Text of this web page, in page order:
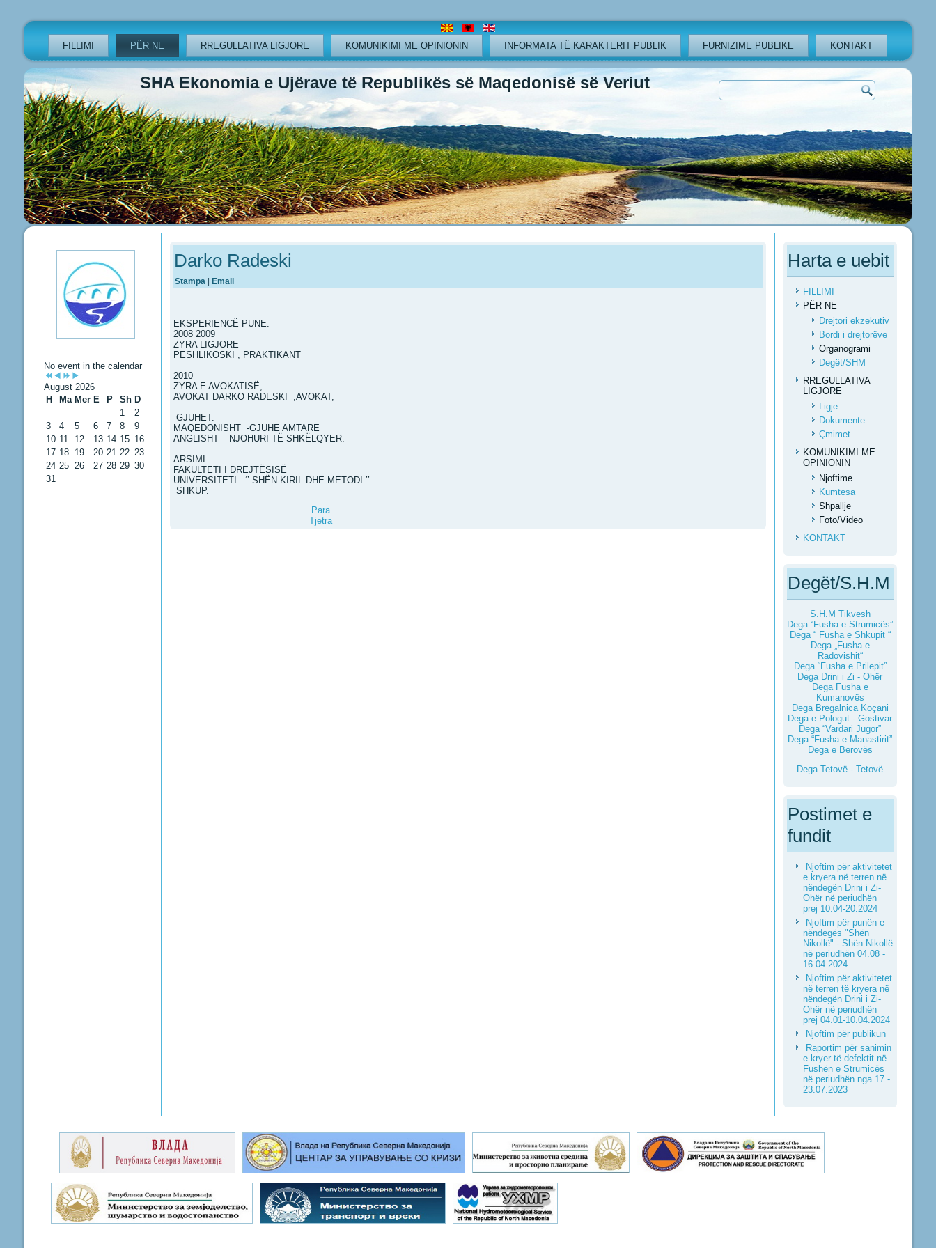
FILLIMI PËR NE RREGULLATIVA LIGJORE KOMUNIKIMI ME OPINIONIN INFORMATA TË KARAKTERIT PUBLIK FURNIZIME PUBLIKE KONTAKT
SHA Ekonomia e Ujërave të Republikës së Maqedonisë së Veriut
No event in the calendar
August 2026
H
Ma Mer E P Sh D
1
2
3
4 5 6 7 8
9
10 11 12 13 14 15 16
17 18 19 20 21 22 23
24 25 26 27 28 29 30
31
Darko Radeski
Stampa Email
EKSPERIENCË PUNE:
2008 2009
ZYRA LIGJORE
PESHLIKOSKI , PRAKTIKANT
2010
ZYRA E AVOKATISË,
AVOKAT DARKO RADESKI ,AVOKAT,
GJUHET:
MAQEDONISHT -GJUHE AMTARE
ANGLISHT – NJOHURI TË SHKËLQYER.
ARSIMI:
FAKULTETI I DREJTËSISË
UNIVERSITETI ‘’ SHËN KIRIL DHE METODI ’’
SHKUP.
Para
Tjetra
Harta e uebit
FILLIMI
PËR NE
Drejtori ekzekutiv
Bordi i drejtorëve
Organogrami
Degët/SHM
RREGULLATIVA
LIGJORE
Ligje
Dokumente
Çmimet
KOMUNIKIMI ME
OPINIONIN
Njoftime
Kumtesa
Shpallje
Foto/Video
KONTAKT
Degët/S.H.M
S.H.M Tikvesh
Dega “Fusha e Strumicës”
Dega “ Fusha e Shkupit “
Dega „Fusha e
Radovishit“
Dega “Fusha e Prilepit”
Dega Drini i Zi - Ohër
Dega Fusha e
Kumanovës
Dega Bregalnica Koçani
Dega e Pologut - Gostivar
Dega “Vardari Jugor”
Dega “Fusha e Manastirit”
Dega e Berovës
Dega Tetovë - Tetovë
Postimet e
fundit
Njoftim për aktivitetet
e kryera në terren në
nëndegën Drini i Zi-
Ohër në periudhën
prej 10.04-20.2024
Njoftim për punën e
nëndegës "Shën
Nikollë" - Shën Nikollë
në periudhën 04.08 -
16.04.2024
Njoftim për aktivitetet
në terren të kryera në
nëndegën Drini i Zi-
Ohër në periudhën
prej 04.01-10.04.2024
Njoftim për publikun
Raportim për sanimin
e kryer të defektit në
Fushën e Strumicës
në periudhën nga 17 -
23.07.2023